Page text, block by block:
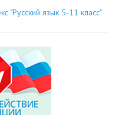
"Русский язык 5-11 класс"